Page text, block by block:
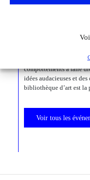
Bizarre !
Depuis la Renaissance,
états psychiques
comportements à faire
idées audacieuses et
bibliothèque d’art est
Voir tous les